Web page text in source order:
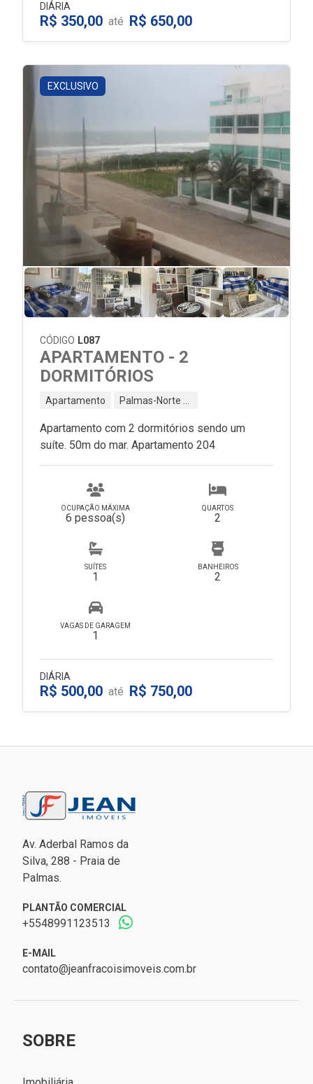
DIÁRIA
R$ 350,00 até R$ 650,00
EXCLUSIVO
CÓDIGO L087
APARTAMENTO - 2
DORMITÓRIOS
Apartamento
Apartamento com 2 dormitórios sendo um
suíte. 50m do mar. Apartamento 204
OCUPAÇÃO MÁXIMA
6 pessoa(s)
QUARTOS
2
SUÍTES
1
BANHEIROS
2
VAGAS DE GARAGEM
1
DIÁRIA
R$ 500,00 até R$ 750,00
Av. Aderbal Ramos da
Silva, 288 - Praia de
Palmas.
PLANTÃO COMERCIAL
+5548991123513
E-MAIL
contato@jeanfracoisimoveis.com.br
SOBRE